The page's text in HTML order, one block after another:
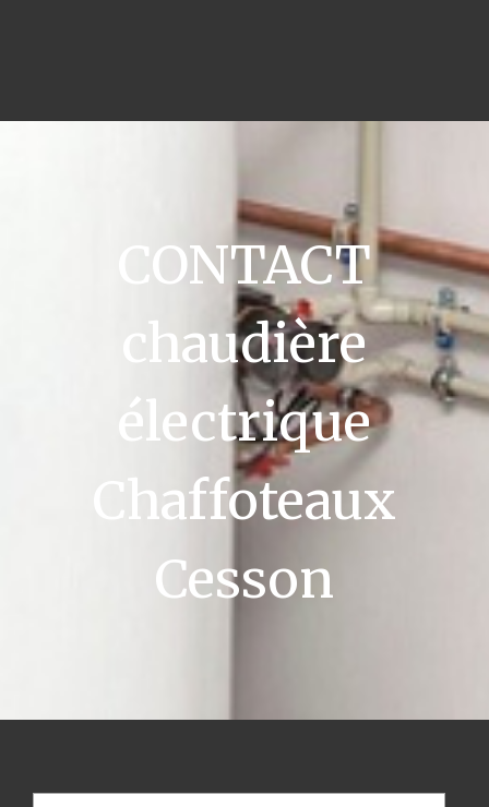
CONTACT
chaudière
électrique
Chaffoteaux
Cesson